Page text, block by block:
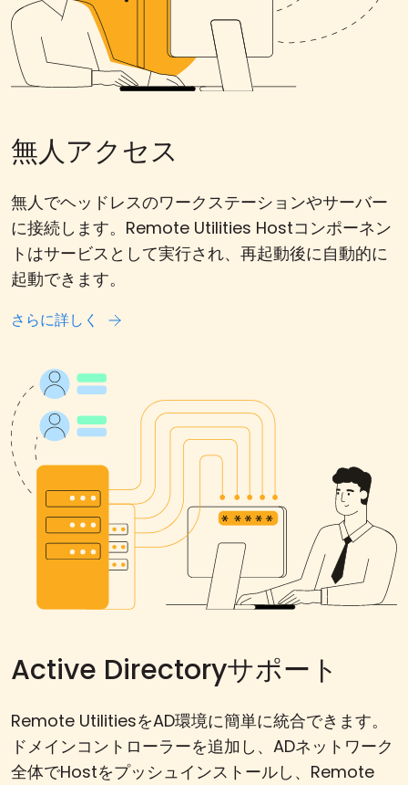
無人アクセス
無人でヘッドレスのワークステーションやサーバー
に接続します。Remote Utilities Hostコンポーネン
トはサービスとして実行され、再起動後に自動的に
起動できます。
さらに詳しく
Active Directoryサポート
Remote UtilitiesをAD環境に簡単に統合できます。
ドメインコントローラーを追加し、ADネットワーク
全体でHostをプッシュインストールし、Remote